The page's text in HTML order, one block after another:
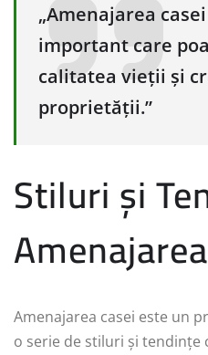
„Amenajarea
important care
calitatea vieții și
proprietății.”
Stiluri și
Amenajarea casei este un
o serie de stiluri și tendințe